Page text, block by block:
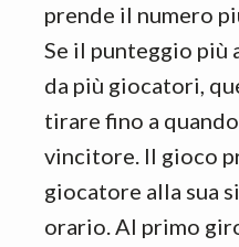
prende il numero
Se il punteggio
da più giocatori,
tirare fino a
vincitore. Il gioco
giocatore alla sua
orario. Al primo